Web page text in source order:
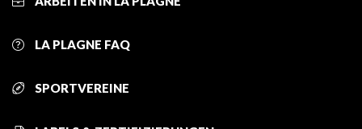
LA PLAGNE FAQ
SPORTVEREINE